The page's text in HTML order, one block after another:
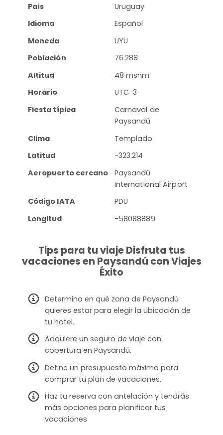
País
Uruguay
Idioma
Español
Moneda
UYU
Población
76.288
Altitud
48 msnm
Horario
UTC-3
Fiesta típica
Carnaval de
Paysandú
Clima
Templado
Latitud
-323.214
Aeropuerto cercano
Paysandú
International Airport
Código IATA
PDU
Longitud
-58088889
Tips para tu viaje Disfruta tus
vacaciones en Paysandú con Viajes
Éxito
Determina en qué zona de Paysandú
quieres estar para elegir la ubicación de
tu hotel.
Adquiere un seguro de viaje con
cobertura en Paysandú.
Define un presupuesto máximo para
comprar tu plan de vacaciones.
Haz tu reserva con antelación y tendrás
más opciones para planificar tus
vacaciones